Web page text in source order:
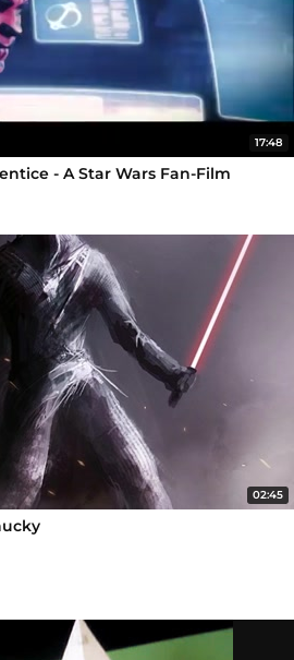
17:48
- A Star Wars Fan-Film
02:45